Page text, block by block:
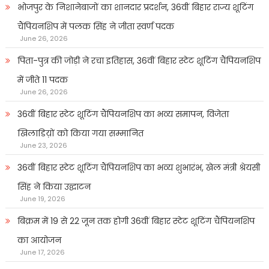
भोजपुर के निशानेबाजों का शानदार प्रदर्शन, 36वीं बिहार राज्य शूटिंग
चैंपियनशिप में पलक सिंह ने जीता स्वर्ण पदक
June 26, 2026
पिता-पुत्र की जोड़ी ने रचा इतिहास, 36वीं बिहार स्टेट शूटिंग चैंपियनशिप
में जीते 11 पदक
June 26, 2026
36वीं बिहार स्टेट शूटिंग चैंपियनशिप का भव्य समापन, विजेता
खिलाडिय़ों को किया गया सम्मानित
June 23, 2026
36वीं बिहार स्टेट शूटिंग चैंपियनशिप का भव्य शुभारंभ, खेल मंत्री श्रेयसी
सिंह ने किया उद्घाटन
June 19, 2026
बिक्रम में 19 से 22 जून तक होगी 36वीं बिहार स्टेट शूटिंग चैंपियनशिप
का आयोजन
June 17, 2026